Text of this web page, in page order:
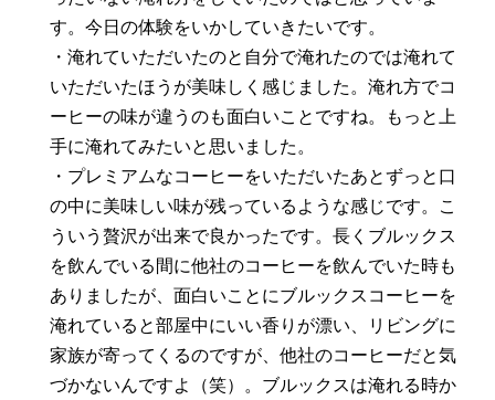
す。今日の体験をいかしていきたいです。
・淹れていただいたのと自分で淹れたのでは淹れて
いただいたほうが美味しく感じました。淹れ方でコ
ーヒーの味が違うのも面白いことですね。もっと上
手に淹れてみたいと思いました。
・プレミアムなコーヒーをいただいたあとずっと口
の中に美味しい味が残っているような感じです。こ
ういう贅沢が出来で良かったです。長くブルックス
を飲んでいる間に他社のコーヒーを飲んでいた時も
ありましたが、面白いことにブルックスコーヒーを
淹れていると部屋中にいい香りが漂い、リビングに
家族が寄ってくるのですが、他社のコーヒーだと気
づかないんですよ（笑）。ブルックスは淹れる時か